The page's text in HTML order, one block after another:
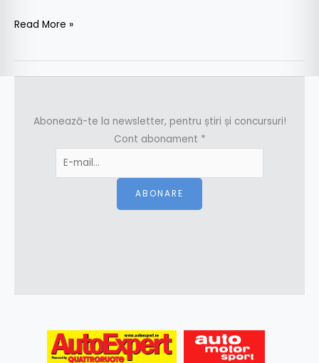
Read More »
Abonează-te la newsletter, pentru știri și concursuri!
Cont abonament *
ABONARE